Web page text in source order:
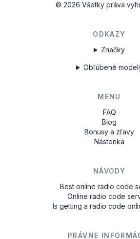
© 2026 Všetky práva
ODKAZY
Značky
Obľúbené
MENU
FAQ
Blog
Bonusy a zľavy
Nástenka
NÁVODY
Best online radio code
Online radio code
Is getting a radio code
PRÁVNE